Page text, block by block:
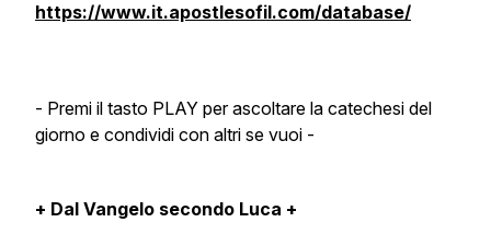
https://www.it.apostlesofil.com/database/
- Premi il tasto PLAY per ascoltare la catechesi del
giorno e condividi con altri se vuoi -
+ Dal Vangelo secondo Luca +